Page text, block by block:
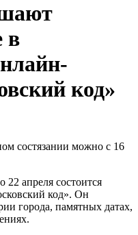
в
код»
состязании можно с 16
апреля состоится
код». Он
города, памятных датах,